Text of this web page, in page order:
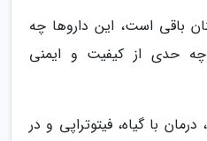
باقی است، این داروها چه
چه حدی از کیفیت و ایمنی
با گیاه، فیتوتراپی و در